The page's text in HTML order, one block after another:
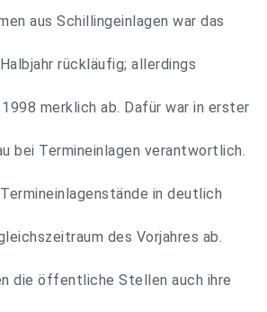
aus Schillingeinlagen war das
rückläufig; allerdings
merklich ab. Dafür war in erster
bei Termineinlagen verantwortlich.
in deutlich
des Vorjahres ab.
die öffentliche Stellen auch ihre